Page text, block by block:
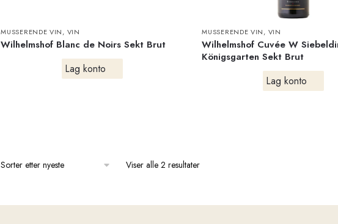
MUSSERENDE VIN, VIN
Wilhelmshof Blanc de Noirs Sekt Brut
Lag konto
MUSSERENDE VIN, VIN
Wilhelmshof Cuvée W
Königsgarten Sekt Brut
Lag konto
Viser alle 2 resultater